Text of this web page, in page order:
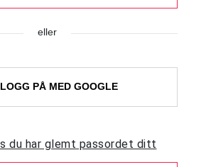
eller
LOGG PÅ MED GOOGLE
du har glemt passordet ditt